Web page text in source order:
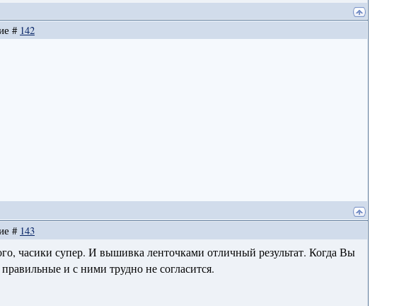
# 142
# 143
часики супер. И вышивка ленточками отличный результат. Когда Вы
и с ними трудно не согласится.